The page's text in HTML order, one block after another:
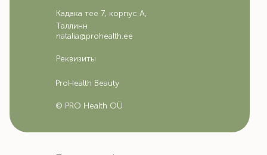
Кадака тее 7, корпус А,
Таллинн
natalia@prohealth.ee
Реквизиты
ProHealth Beauty
© ‌PRO Health OÜ